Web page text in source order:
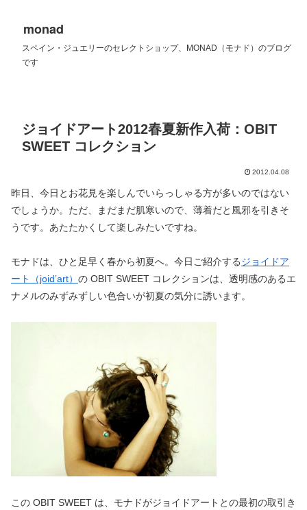
monad
スペイン・ジュエリーのセレクトショップ、MONAD（モナド）のブログ
です
ジョイドアート2012春夏新作入荷：OBIT
SWEET コレクション
2012.04.08
昨日、今日とお花見を楽しんでいらっしゃる方が多いのではない
でしょうか。ただ、まだまだ肌寒いので、薄着だと風邪を引きそ
うです。あたたかくして楽しみたいですね。
モナドは、ひと足早く春から初夏へ。今日ご紹介するジョイドア
ート（joid’art） の OBIT SWEET コレクションは、透明感のあるエ
ナメルのみずみずしい色合いが初夏の気分に誘います。
この OBIT SWEET は、モナドがジョイドアートとの最初の取引き